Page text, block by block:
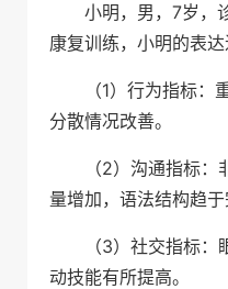
小明，男，7岁，
康复训练，小明的表达
（1）行为指标
分散情况改善。
（2）沟通指标
量增加，语法结构趋于
（3）社交指标
动技能有所提高。